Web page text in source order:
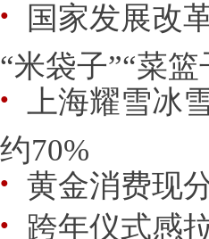
● 国家发展改
“米袋子”“菜
● 上海耀雪冰
约70%
● 黄金消费现
● 跨年仪式感